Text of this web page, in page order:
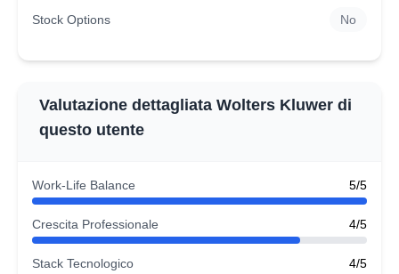
Stock Options No
Valutazione dettagliata Wolters Kluwer di
questo utente
Work-Life Balance 5/5
Crescita Professionale 4/5
Stack Tecnologico 4/5